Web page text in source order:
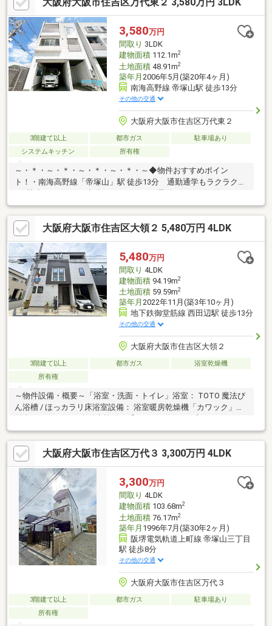
◎Point5 「地下鉄御堂筋線『西田辺駅』徒歩約15分♪」
◇◆◇◆◇◆◇◆◇◆◇◆◇◆◇◆◇◆◇◆◇◆◇◆◇◆～
内覧予約受付中ですお気軽にお問い合わせ下さい♪ＴＥＬ：06-
4701-9608（担当：佐藤）まで ●是非一度内覧をお待ちしておりま
す
大阪府大阪市住吉区万代東２ 3,580万円 3LDK
3,580万円
間取り 3LDK
建物面積112.1m2
土地面積48.91m2
築年月 2006年5月(築20年4ヶ月)
南海高野線 帝塚山駅 徒歩13分
その他の交通
大阪府大阪市住吉区万代東２
3階建て以上 都市ガス
駐車場あり
システムキッチン
所有権
～・＊・～・＊・～・＊・～・＊・～◆物件おすすめポイン
ト！・南海高野線「帝塚山」駅 徒歩13分 通勤通学もラクラク
ージ♪・ゆとりある部屋数の3LDK！ LDKは広々20帖ございます
♪・屋根裏収納あり♪・室内水回り、たいへんお綺麗です♪≪周辺
環境≫・大領小学校…徒歩8分・大領中学校…徒歩11分・ライフ…
徒歩3分・ファミリーマート…徒歩2分ハウスフリーダムは【東証
スタンダード上場企業】です。「見るだけ・聞くだけ」OK！不動
産購入や住宅ローンなどお気軽にご相談ください♪
大阪府大阪市住吉区大領２ 5,480万円 4LDK
5,480万円
間取り 4LDK
建物面積94.19m2
土地面積59.59m2
築年月 2022年11月(築3年10ヶ月)
地下鉄御堂筋線 西田辺駅 徒歩13分
その他の交通
大阪府大阪市住吉区大領２
3階建て以上 都市ガス
浴室乾燥機
所有権
～物件設備・概要～「浴室・洗面・トイレ」浴室： TOTO 魔法び
ん浴槽 / ほっカラリ床浴室設備： 浴室暖房乾燥機「カワック」洗
ッチンキッチン設備： 食器洗い乾燥機 「セキュリティ・スマート
設備」玄関キー： 非接触式スマートコントロールキー「ピタット
key」窓シャッター： リモコン式電動シャッター雨戸来客対応：
カラーモニター付きインターホン「室内設備・構造」採光・断
熱： 複層ガラス（ペアガラス）給湯システム： 高効率ガス給湯器
「ECOジョーズ」収納： 床下収納あり※引き渡し2027年3月以降
大阪府大阪市住吉区万代３ 3,300万円 4LDK
3,300万円
間取り 4LDK
建物面積103.68m2
土地面積76.17m2
築年月 1996年7月(築30年2ヶ月)
阪堺電気軌道上町線 帝塚山三丁目
駅 徒歩8分
その他の交通
大阪府大阪市住吉区万代３
3階建て以上 都市ガス
駐車場あり
所有権